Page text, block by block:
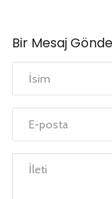
Referanslar
İletişim
Bir Mesaj